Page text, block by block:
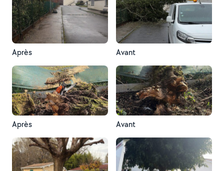
Après Avant
Après Avant